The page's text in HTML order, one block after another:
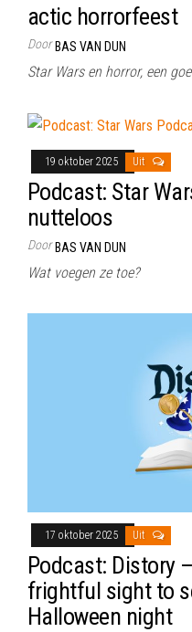
actic horrorfeest
Door BAS VAN DUN
Star Wars en horror, een
19 oktober 2025 Uit
Podcast: Star
nutteloos
Door BAS VAN DUN
Wat voegen ze toe?
17 oktober 2025 Uit
Podcast: Distory
frightful sight to
Halloween night